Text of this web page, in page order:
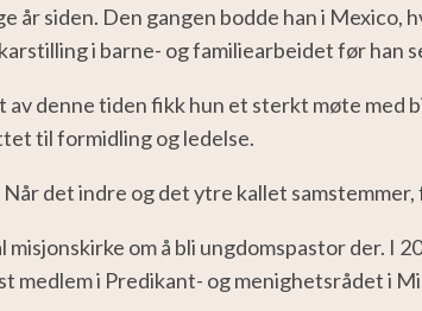
siden. Den gangen bodde han i Mexico,
i barne- og familiearbeidet før han
av denne tiden fikk hun et sterkt møte
til formidling og ledelse.
det indre og det ytre kallet
om å bli ungdomspastor der. I
medlem i Predikant- og menighetsrådet i